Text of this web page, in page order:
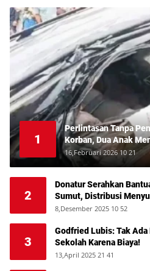
1
Perlintasan Tanpa
Korban, Dua Anak
Deli
16,Februari 2026 10 21
2
Donatur Serahkan
Sumut, Distribusi
8,Desember 2025 10 52
3
Godfried Lubis: Tak
Sekolah Karena Biaya!
13,April 2025 21 41